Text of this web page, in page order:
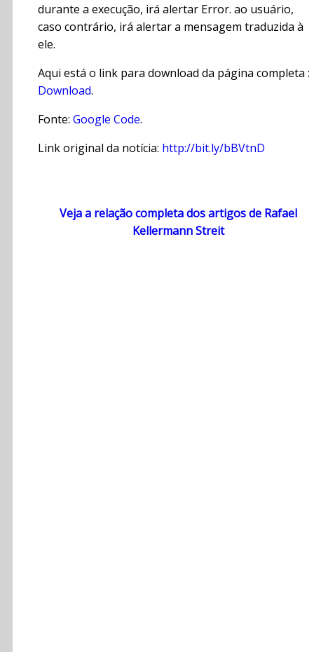
durante a execução, irá alertar Error. ao usuário,
caso contrário, irá alertar a mensagem traduzida à
ele.
Aqui está o link para download da página completa :
Download.
Fonte: Google Code.
Link original da notícia: http://bit.ly/bBVtnD
Veja a relação completa dos artigos de Rafael
Kellermann Streit